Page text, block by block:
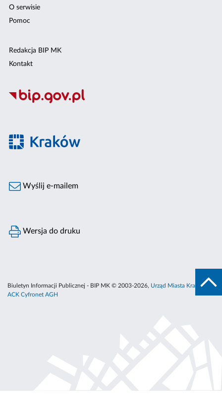
O serwisie
Pomoc
Redakcja BIP MK
Kontakt
Wyślij e-mailem
Wersja do druku
Biuletyn Informacji Publicznej - BIP MK © 2003-2026, Urząd Miasta Krakowa
ACK Cyfronet AGH